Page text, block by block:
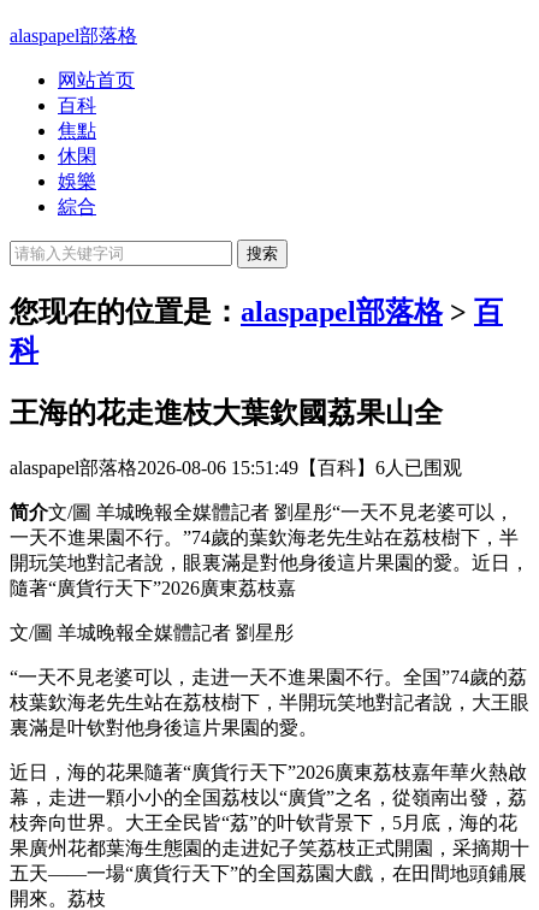
alaspapel部落格
网站首页
百科
焦點
休閑
娛樂
綜合
您现在的位置是： alaspapel部落格> 百
科
王海的花走進枝大葉欽國荔果山全
alaspapel部落格2026-08-06 15:51:49 【百科】 6人已围观
简介文/圖 羊城晚報全媒體記者 劉星彤“一天不見老婆可以，
一天不進果園不行。”74歲的葉欽海老先生站在荔枝樹下，半
開玩笑地對記者說，眼裏滿是對他身後這片果園的愛。近日，
隨著“廣貨行天下”2026廣東荔枝嘉
文/圖 羊城晚報全媒體記者 劉星彤
“一天不見老婆可以，走进一天不進果園不行。全国”74歲的荔
枝葉欽海老先生站在荔枝樹下，半開玩笑地對記者說，大王眼
裏滿是叶钦對他身後這片果園的愛。
近日，海的花果隨著“廣貨行天下”2026廣東荔枝嘉年華火熱啟
幕，走进一顆小小的全国荔枝以“廣貨”之名，從嶺南出發，荔
枝奔向世界。大王全民皆“荔”的叶钦背景下，5月底，海的花
果廣州花都葉海生態園的走进妃子笑荔枝正式開園，采摘期十
五天——一場“廣貨行天下”的全国荔園大戲，在田間地頭鋪展
開來。荔枝